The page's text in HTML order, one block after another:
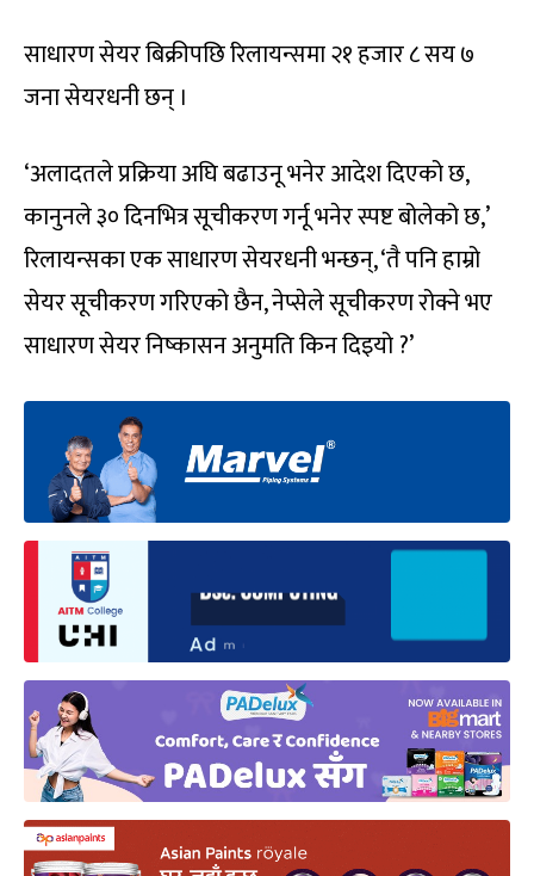
साधारण सेयर बिक्रीपछि रिलायन्समा २१ हजार ८ सय ७
जना सेयरधनी छन् ।
‘अलादतले प्रक्रिया अघि बढाउनू भनेर आदेश दिएको छ,
कानुनले ३० दिनभित्र सूचीकरण गर्नू भनेर स्पष्ट बोलेको छ,’
रिलायन्सका एक साधारण सेयरधनी भन्छन्, ‘तै पनि हाम्रो
सेयर सूचीकरण गरिएको छैन, नेप्सेले सूचीकरण रोक्ने भए
साधारण सेयर निष्कासन अनुमति किन दिइयो ?’